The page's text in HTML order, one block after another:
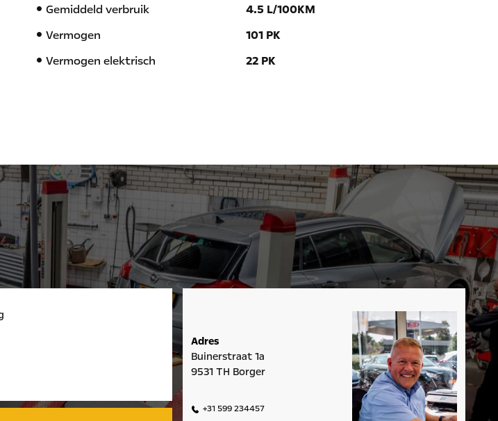
Gemiddeld verbruik
4.5 L/100KM
Vermogen
101 PK
Vermogen elektrisch
22 PK
Adres
Buinerstraat 1a
9531 TH Borger
+31 599 234457